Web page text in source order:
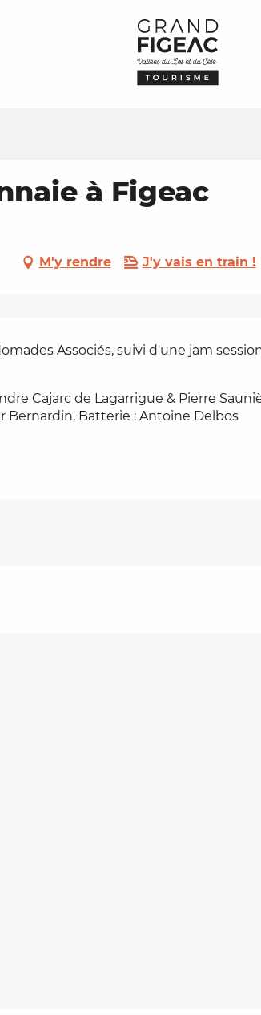
à Figeac
M'y rendre J'y vais en train !
Associés, suivi d'une jam
Cajarc de Lagarrigue & Pierre
Bernardin, Batterie : Antoine Delbos